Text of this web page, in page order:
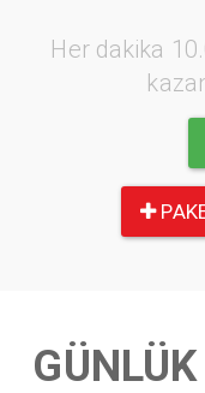
Her dakika